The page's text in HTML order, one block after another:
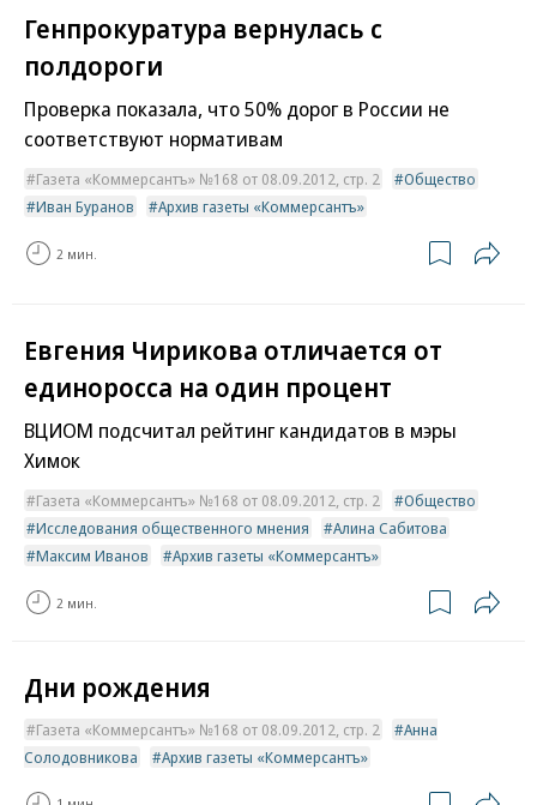
Генпрокуратура вернулась с
полдороги
Проверка показала, что 50% дорог в России не
соответствуют нормативам
Газета «Коммерсантъ» №168 от 08.09.2012, стр. 2
Общество
Иван Буранов
Архив газеты «Коммерсантъ»
2 мин.
Евгения Чирикова отличается от
единоросса на один процент
ВЦИОМ подсчитал рейтинг кандидатов в мэры
Химок
Газета «Коммерсантъ» №168 от 08.09.2012, стр. 2
Общество
Исследования общественного мнения
Алина Сабитова
Максим Иванов
Архив газеты «Коммерсантъ»
2 мин.
Дни рождения
Газета «Коммерсантъ» №168 от 08.09.2012, стр. 2
Анна
Солодовникова
Архив газеты «Коммерсантъ»